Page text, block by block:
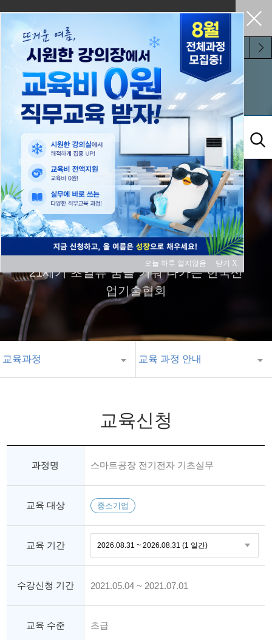
펼쳐두기
교육과정
21세기 초일류 꿈을 키워 나가는 한국산
업기술협회
교육과정 교육 과정 안내
교육신청
과정명 스마트공장 전기전자 기초실무
교육 대상 중소기업
교육 기간
수강신청 기간 2021.05.04 ~ 2021.07.01
교육 수준 초급
오늘 하루 열지않음 닫기 X